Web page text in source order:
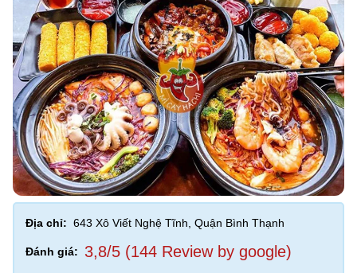
Địa chỉ: 643 Xô Viết Nghệ Tĩnh, Quận Bình Thạnh
Đánh giá: 3,8/5 (144 Review by google)